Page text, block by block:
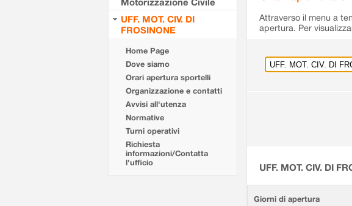
UFF. MOT. CIV. DI
FROSINONE
Home Page
Dove siamo
Orari apertura sportelli
Organizzazione e contatti
Avvisi all'utenza
Normative
Turni operativi
Richiesta
informazioni/Contatta
l'ufficio
Attraverso il menu a
apertura. Per
UFF. MOT. CIV. DI
Giorni di apertura